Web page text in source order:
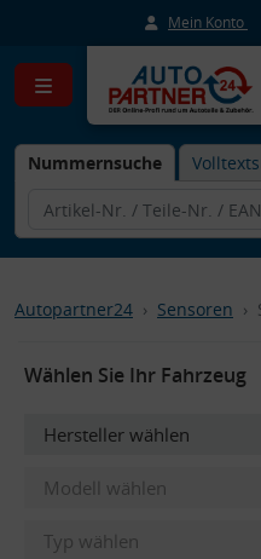
Mein Konto
Nummernsuche
Autopartner24 Sensoren
Wählen Sie Ihr Fahrzeug